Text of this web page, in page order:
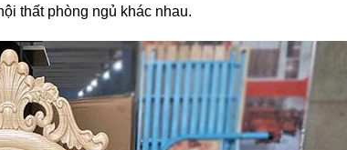
thất phòng ngủ khác nhau.